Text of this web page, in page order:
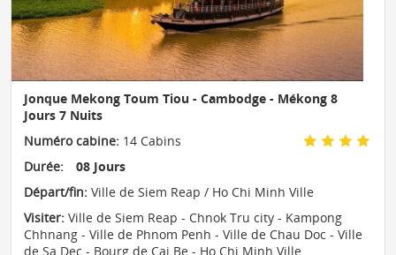
Jonque Mekong Toum Tiou - Cambodge - Mékong 8
Jours 7 Nuits
Numéro cabine: 14 Cabins
Durée:
08 Jours
Départ/fin: Ville de Siem Reap / Ho Chi Minh Ville
Visiter: Ville de Siem Reap - Chnok Tru city - Kampong
Chhnang - Ville de Phnom Penh - Ville de Chau Doc - Ville
de Sa Dec - Bourg de Cai Be - Ho Chi Minh Ville